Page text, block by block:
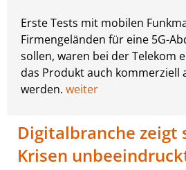
Erste Tests mit mobilen
Firmengeländen für eine 5G-
sollen, waren bei der Telekom
das Produkt auch kommerziell
werden. weiter
Digitalbranche zeigt
Krisen